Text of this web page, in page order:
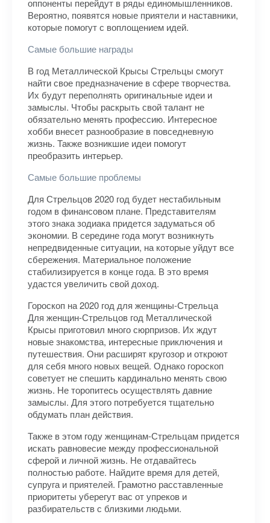
оппоненты перейдут в ряды единомышленников.
Вероятно, появятся новые приятели и наставники,
которые помогут с воплощением идей.
Самые большие награды
В год Металлической Крысы Стрельцы смогут
найти свое предназначение в сфере творчества.
Их будут переполнять оригинальные идеи и
замыслы. Чтобы раскрыть свой талант не
обязательно менять профессию. Интересное
хобби внесет разнообразие в повседневную
жизнь. Также возникшие идеи помогут
преобразить интерьер.
Самые большие проблемы
Для Стрельцов 2020 год будет нестабильным
годом в финансовом плане. Представителям
этого знака зодиака придется задуматься об
экономии. В середине года могут возникнуть
непредвиденные ситуации, на которые уйдут все
сбережения. Материальное положение
стабилизируется в конце года. В это время
удастся увеличить свой доход.
Гороскоп на 2020 год для женщины-Стрельца
Для женщин-Стрельцов год Металлической
Крысы приготовил много сюрпризов. Их ждут
новые знакомства, интересные приключения и
путешествия. Они расширят кругозор и откроют
для себя много новых вещей. Однако гороскоп
советует не спешить кардинально менять свою
жизнь. Не торопитесь осуществлять давние
замыслы. Для этого потребуется тщательно
обдумать план действия.
Также в этом году женщинам-Стрельцам придется
искать равновесие между профессиональной
сферой и личной жизнь. Не отдавайтесь
полностью работе. Найдите время для детей,
супруга и приятелей. Грамотно расставленные
приоритеты уберегут вас от упреков и
разбирательств с близкими людьми.